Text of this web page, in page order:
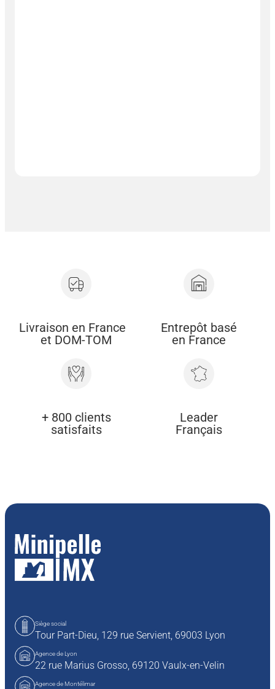
Livraison en France
et DOM-TOM
Entrepôt basé
en France
+ 800 clients
satisfaits
Leader
Français
Siège social
Tour Part-Dieu, 129 rue Servient, 69003 Lyon
Agence de Lyon
22 rue Marius Grosso, 69120 Vaulx-en-Velin
Agence de Montélimar